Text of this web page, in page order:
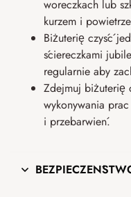
woreczkach lub
kurzem i
Biżuterię czyść
ściereczkami
regularnie aby
Zdejmuj biżuterię
wykonywania
i przebarwień.